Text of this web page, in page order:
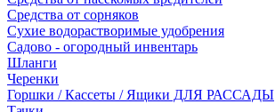
Средства от сорняков
Сухие водорастворимые удобрения
Садово - огородный инвентарь
Шланги
Черенки
Горшки / Кассеты / Ящики ДЛЯ РАССАДЫ